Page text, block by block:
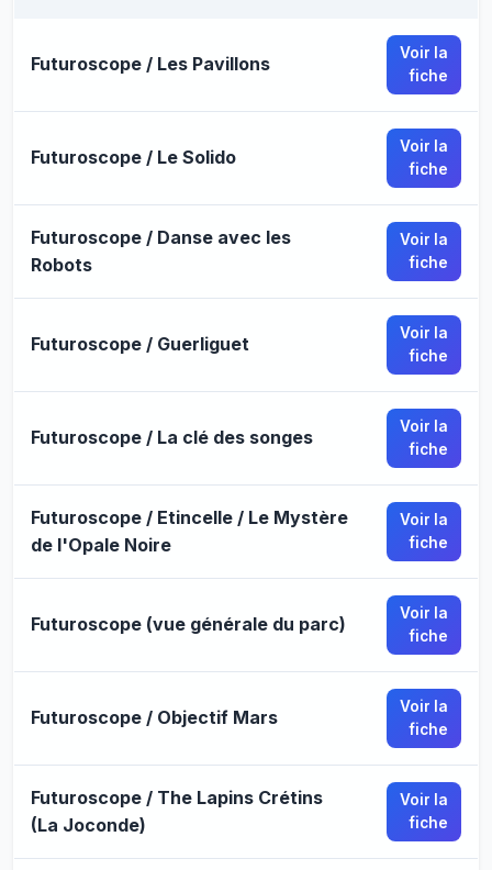
Futuroscope / Les Pavillons
Voir la
fiche
Futuroscope / Le Solido
Voir la
fiche
Futuroscope / Danse avec les
Robots
Voir la
fiche
Futuroscope / Guerliguet
Voir la
fiche
Futuroscope / La clé des songes
Voir la
fiche
Futuroscope / Etincelle / Le Mystère
de l'Opale Noire
Voir la
fiche
Futuroscope (vue générale du parc)
Voir la
fiche
Futuroscope / Objectif Mars
Voir la
fiche
Futuroscope / The Lapins Crétins
(La Joconde)
Voir la
fiche